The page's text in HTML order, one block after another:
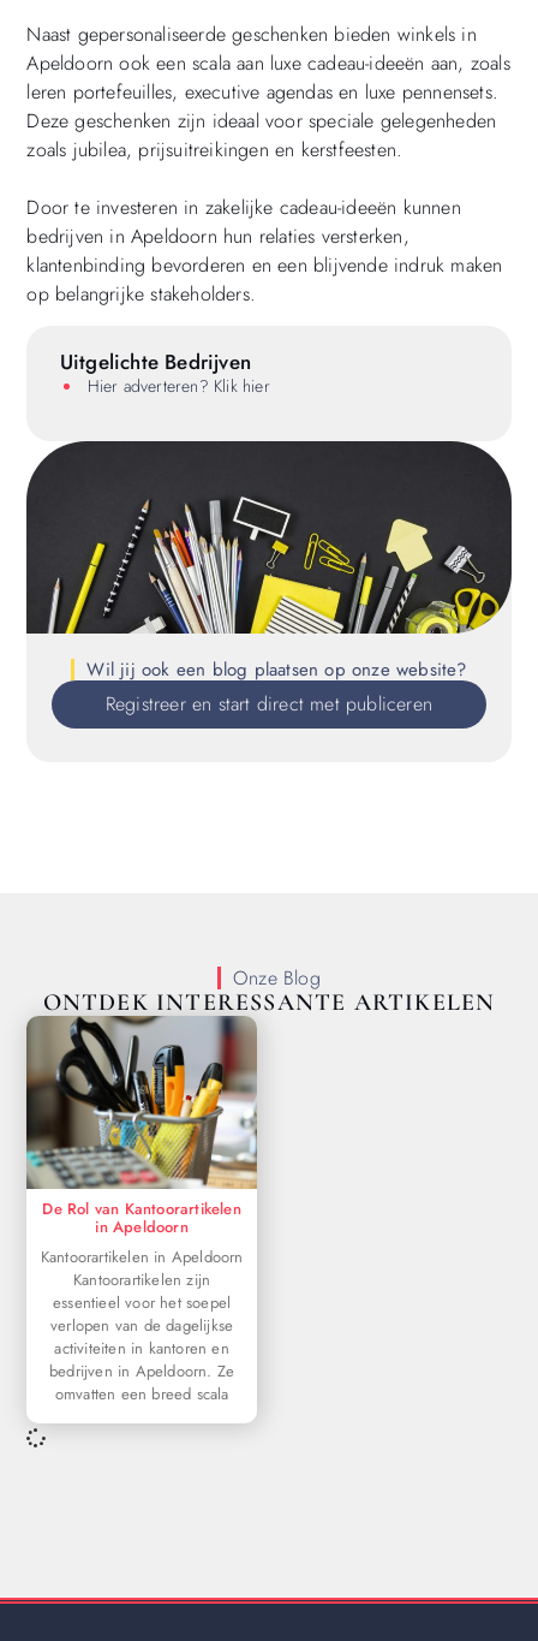
Naast gepersonaliseerde geschenken bieden winkels in
Apeldoorn ook een scala aan luxe cadeau-ideeën aan, zoals
leren portefeuilles, executive agendas en luxe pennensets.
Deze geschenken zijn ideaal voor speciale gelegenheden
zoals jubilea, prijsuitreikingen en kerstfeesten.
Door te investeren in zakelijke cadeau-ideeën kunnen
bedrijven in Apeldoorn hun relaties versterken,
klantenbinding bevorderen en een blijvende indruk maken
op belangrijke stakeholders.
Uitgelichte Bedrijven
Hier adverteren? Klik hier
Wil jij ook een blog plaatsen op onze website?
Registreer en start direct met publiceren
Onze Blog
ONTDEK INTERESSANTE ARTIKELEN
De Rol van Kantoorartikelen
in Apeldoorn
Kantoorartikelen in Apeldoorn
Kantoorartikelen zijn
essentieel voor het soepel
verlopen van de dagelijkse
activiteiten in kantoren en
bedrijven in Apeldoorn. Ze
omvatten een breed scala